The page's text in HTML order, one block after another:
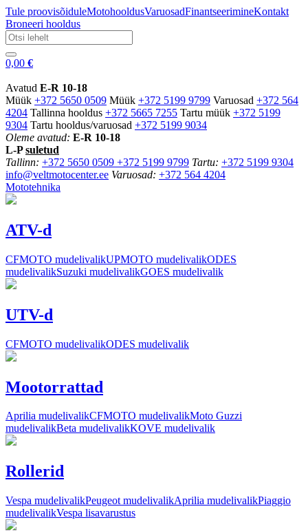
Tule proovisõiduleMotohooldusVaruosadFinantseerimineKontakt
Broneeri hooldus
0,00 €
Avatud E-R 10-18
Müük +372 5650 0509 Müük +372 5199 9799 Varuosad +372 564
4204 Tallinna hooldus +372 5665 7255 Tartu müük +372 5199
9304 Tartu hooldus/varuosad +372 5199 9034
Oleme avatud: E-R 10-18
L-Psuletud
Tallinn: +372 5650 0509 +372 5199 9799 Tartu: +372 5199 9304
info@veltmotocenter.ee Varuosad: +372 564 4204
Mototehnika
ATV-d
CFMOTO mudelivalikUPMOTO mudelivalikODES
mudelivalikSuzuki mudelivalikGOES mudelivalik
UTV-d
CFMOTO mudelivalikODES mudelivalik
Mootorrattad
Aprilia mudelivalikCFMOTO mudelivalikMoto Guzzi
mudelivalikBeta mudelivalikKOVE mudelivalik
Rollerid
Vespa mudelivalikPeugeot mudelivalikAprilia mudelivalikPiaggio
mudelivalikVespa lisavarustus